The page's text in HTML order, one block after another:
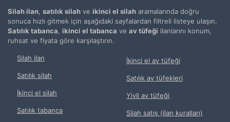
Silah ilan satılık silah ve ikinci el silah aramalarında doğru
sonuca hızlı gitmek için aşağıdaki sayfalardan filtreli listeye ulaşın.
Satılık tabanca ikinci el tabanca ve av tüfeği ilanlarını konum,
ruhsat ve fiyata göre karşılaştırın.
Silah ilan
Satılık silah
İkinci el silah
Satılık tabanca
İkinci el av tüfeği
Satılık av tüfekleri
Yivli av tüfeği
Silah satış (ilan kuralları)